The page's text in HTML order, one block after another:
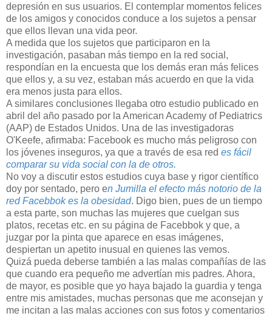
depresión en sus usuarios. El contemplar momentos felices
de los amigos y conocidos conduce a los sujetos a pensar
que ellos llevan una vida peor.
A medida que los sujetos que participaron en la
investigación, pasaban más tiempo en la red social,
respondían en la encuesta que los demás eran más felices
que ellos y, a su vez, estaban más acuerdo en que la vida
era menos justa para ellos.
A similares conclusiones llegaba otro estudio publicado en
abril del año pasado por la American Academy of Pediatrics
(AAP) de Estados Unidos. Una de las investigadoras
O'Keefe, afirmaba: Facebook es mucho más peligroso con
los jóvenes inseguros, ya que a través de esa red es fácil
comparar su vida social con la de otros.
No voy a discutir estos estudios cuya base y rigor científico
doy por sentado, pero en Jumilla el efecto más notorio de la
red Facebbok es la obesidad. Digo bien, pues de un tiempo
a esta parte, son muchas las mujeres que cuelgan sus
platos, recetas etc. en su página de Facebbok y que, a
juzgar por la pinta que aparece en esas imágenes,
despiertan un apetito inusual en quienes las vemos.
Quizá pueda deberse también a las malas compañías de las
que cuando era pequeño me advertían mis padres. Ahora,
de mayor, es posible que yo haya bajado la guardia y tenga
entre mis amistades, muchas personas que me aconsejan y
me incitan a las malas acciones con sus fotos y comentarios